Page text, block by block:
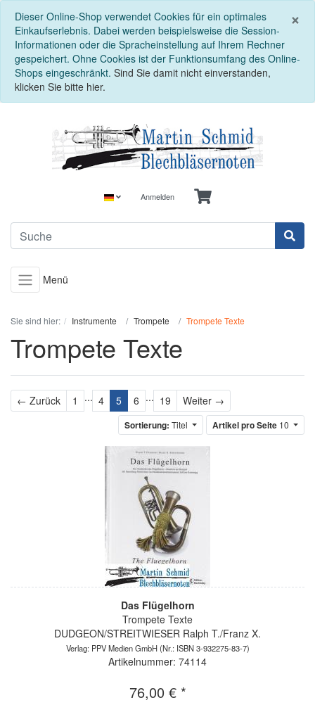
×
Dieser Online-Shop verwendet Cookies für ein optimales
Einkaufserlebnis. Dabei werden beispielsweise die Session-
Informationen oder die Spracheinstellung auf Ihrem Rechner
gespeichert. Ohne Cookies ist der Funktionsumfang des Online-
Shops eingeschränkt. Sind Sie damit nicht einverstanden,
klicken Sie bitte hier.
Anmelden
Menü
Sie sind hier: Instrumente Trompete Trompete Texte
Trompete Texte
← ZurückZurück
1 ... 4 5 6 ... 19 Weiter →
Sortierung: Titel Artikel pro Seite 10
Das Flügelhorn
Trompete Texte
DUDGEON/STREITWIESER Ralph T./Franz X.
Verlag: PPV Medien GmbH(Nr.: ISBN 3-932275-83-7)
Artikelnummer: 74114
76,00 € *